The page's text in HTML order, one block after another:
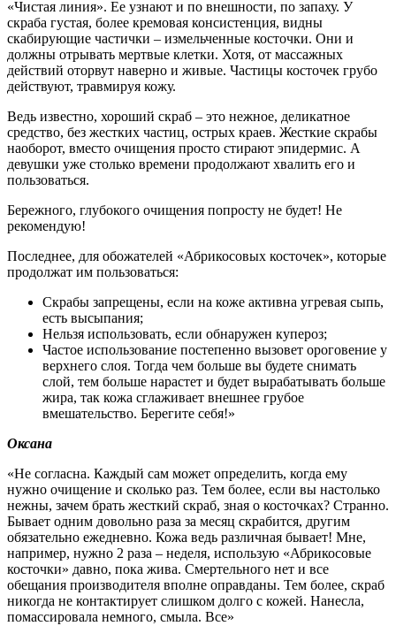
«Чистая линия». Ее узнают и по внешности, по запаху. У
скраба густая, более кремовая консистенция, видны
скабирующие частички – измельченные косточки. Они и
должны отрывать мертвые клетки. Хотя, от массажных
действий оторвут наверно и живые. Частицы косточек грубо
действуют, травмируя кожу.
Ведь известно, хороший скраб – это нежное, деликатное
средство, без жестких частиц, острых краев. Жесткие скрабы
наоборот, вместо очищения просто стирают эпидермис. А
девушки уже столько времени продолжают хвалить его и
пользоваться.
Бережного, глубокого очищения попросту не будет! Не
рекомендую!
Последнее, для обожателей «Абрикосовых косточек», которые
продолжат им пользоваться:
Скрабы запрещены, если на коже активна угревая сыпь,
есть высыпания;
Нельзя использовать, если обнаружен купероз;
Частое использование постепенно вызовет ороговение у
верхнего слоя. Тогда чем больше вы будете снимать
слой, тем больше нарастет и будет вырабатывать больше
жира, так кожа сглаживает внешнее грубое
вмешательство. Берегите себя!»
Оксана
«Не согласна. Каждый сам может определить, когда ему
нужно очищение и сколько раз. Тем более, если вы настолько
нежны, зачем брать жесткий скраб, зная о косточках? Странно.
Бывает одним довольно раза за месяц скрабится, другим
обязательно ежедневно. Кожа ведь различная бывает! Мне,
например, нужно 2 раза – неделя, использую «Абрикосовые
косточки» давно, пока жива. Смертельного нет и все
обещания производителя вполне оправданы. Тем более, скраб
никогда не контактирует слишком долго с кожей. Нанесла,
помассировала немного, смыла. Все»